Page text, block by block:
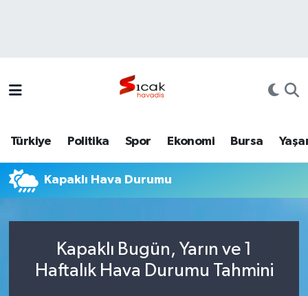
Türkiye Politika Spor Ekonomi Bursa
Kapaklı Hava Durumu
Kapaklı Bugün, Yarın ve 1
Haftalık Hava Durumu Tahmini
Türkiye
Haber Arşivi